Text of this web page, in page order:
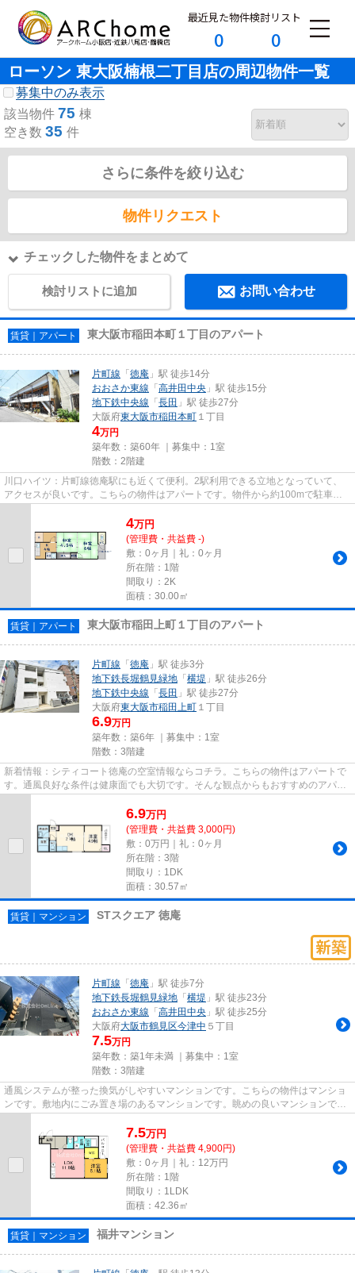
最近見た物件
0
検討リスト
0
ローソン 東大阪楠根二丁目店の周辺物件一覧
募集中のみ表示
該当物件 75 棟
空き数 35 件
さらに条件を絞り込む
物件リクエスト
チェックした物件をまとめて
検討リストに追加 お問い合わせ
賃貸｜アパート 東大阪市稲田本町１丁目のアパート
片町線 「徳庵 」駅 徒歩14分
おおさか東線 「高井田中央 」駅 徒歩15分
地下鉄中央線 「長田 」駅 徒歩27分
大阪府東大阪市稲田本町 １丁目
4万円
築年数：築60年 ｜募集中： 1室
階数：2階建
川口ハイツ：片町線徳庵駅にも近くて便利。2駅利用できる立地となっていて、
アクセスが良いです。こちらの物件はアパートです。物件から約100mで駐車場
に行けます。当社スタッフが地域...
4万円
(管理費・共益費 -)
敷：0ヶ月｜礼：0ヶ月
所在階：1階
間取り：2K
面積：30.00㎡
賃貸｜アパート 東大阪市稲田上町１丁目のアパート
片町線 「徳庵 」駅 徒歩3分
地下鉄長堀鶴見緑地 「横堤 」駅 徒歩26分
地下鉄中央線 「長田 」駅 徒歩27分
大阪府東大阪市稲田上町 １丁目
6.9万円
築年数：築6年 ｜募集中： 1室
階数：3階建
新着情報：シティコート徳庵の空室情報ならコチラ。こちらの物件はアパートで
す。通風良好な条件は健康面でも大切です。そんな観点からもおすすめのアパー
トをご提供します。駅まで徒...
6.9万円
(管理費・共益費 3,000円)
敷：0万円｜礼：0ヶ月
所在階：3階
間取り：1DK
面積：30.57㎡
賃貸｜マンション STスクエア 徳庵
片町線 「徳庵 」駅 徒歩7分
地下鉄長堀鶴見緑地 「横堤 」駅 徒歩23分
おおさか東線 「高井田中央 」駅 徒歩25分
大阪府大阪市鶴見区今津中 ５丁目
7.5万円
築年数：築1年未満 ｜募集中： 1室
階数：3階建
通風システムが整った換気がしやすいマンションです。こちらの物件はマンショ
ンです。敷地内にごみ置き場のあるマンションです。眺めの良いマンションで
す。当社スタッフが地域の賃貸...
7.5万円
(管理費・共益費 4,900円)
敷：0ヶ月｜礼：12万円
所在階：1階
間取り：1LDK
面積：42.36㎡
賃貸｜マンション 福井マンション